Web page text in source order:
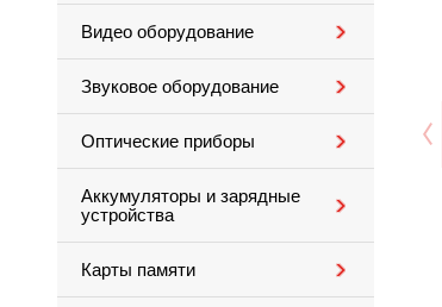
Видео оборудование
Звуковое оборудование
Оптические приборы
Аккумуляторы и зарядные
устройства
Карты памяти